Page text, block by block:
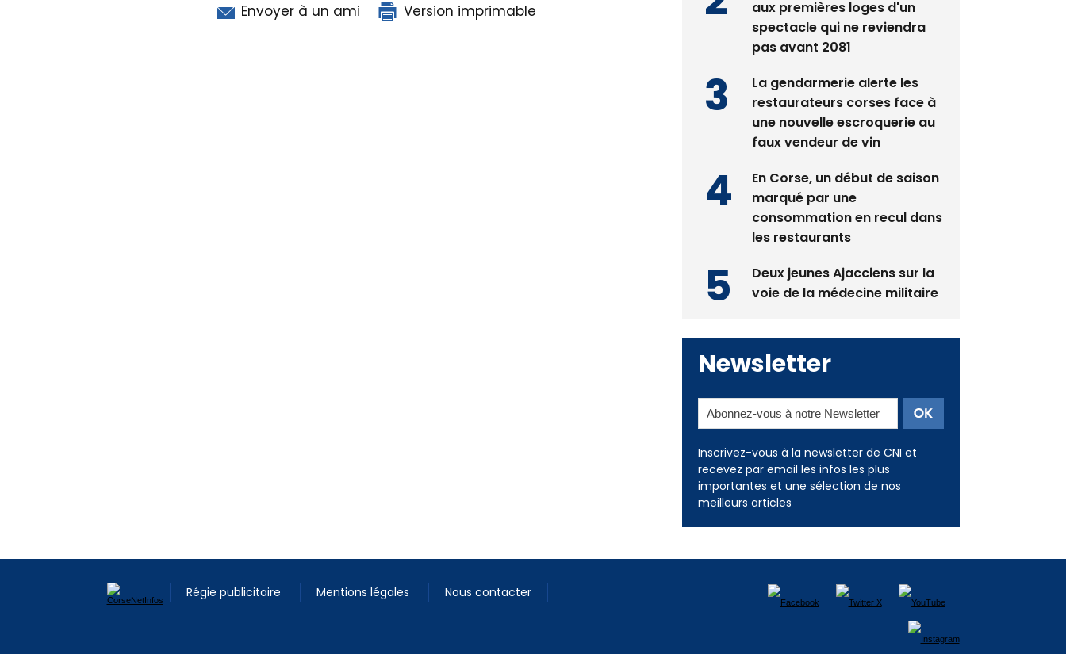
Envoyer à un ami Version imprimable
Éclipse du 12 août : la Corse
aux premières loges d'un
pas avant 2081
La gendarmerie alerte les
restaurateurs corses face à
faux vendeur de vin
En Corse, un début de saison
marqué par une
les restaurants
Newsletter
Inscrivez-vous à la newsletter de CNI et
recevez par email les infos les plus